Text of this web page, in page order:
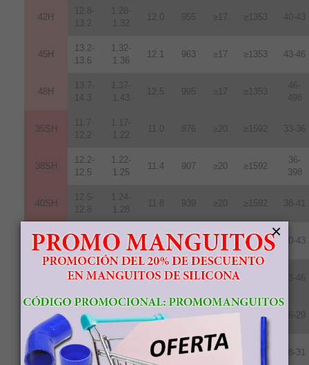
42H
12.8-
13.2
1.28-
1.32
12 0 955 ≥17 ≥1353 40-43
45H
13.2-
13.6
1.32-
1.36
12.1 963 ≥17 ≥1353 43-46
48H
13.7-
14.3
1.37-
1.43
12.5 995 ≥17 ≥1353
46-
498
35SH
11.7-
12.2
1.17-
1.22
11.0 876 ≥20 ≥1592 33-36
38SH
12.2-
12.5
1.22-
1.25
11.4 907 ≥20 ≥1592
36-
398
40SH
12.5-
12.8
1.24-
1.28
11.8 939 ≥20 ≥1592 38-41
42SH
12.8-
13.2
1.289-
1.32
12.4 987 ≥20 ≥1592 40-43
13.2-
13.8
1.32-
1.38
12.6 1003 ≥20 43-46
28UH
10.2-
10.8
1.02-
1.08
9.6 764 ≥25 ≥1990 26-29
30UH
10.8-
11.3
1.08-
1.13
10.2 812 ≥25 ≥1990 28-31
×